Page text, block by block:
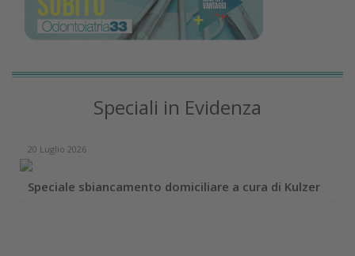
Speciali in Evidenza
20 Luglio 2026
Speciale sbiancamento domiciliare a cura di Kulzer